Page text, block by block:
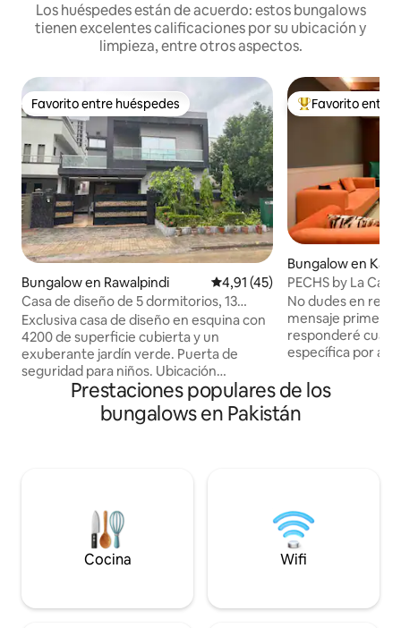
Los huéspedes están de acuerdo: estos bungalows
tienen excelentes calificaciones por su ubicación y
limpieza, entre otros aspectos.
Favorito entre huéspedes
Favorito entre huéspedes
Bungalow en Rawalpindi Calificación promedio: 4,91 de
4,91 (45)
Casa de diseño de 5 dormitorios, 13
camas, 2 salas de estar, 6 baños y cocina
Exclusiva casa de diseño en esquina con
4200 de superficie cubierta y un
exuberante jardín verde. Puerta de
seguridad para niños. Ubicación
privilegiada de Bahria cerca de Dominion
Mall, Bahria Town Ph-8, Rwp a pocos
metros de gimnasio abierto, zona
con sistema de seguridad Bahria, tiempo
de respuesta de seguridad Bahria
inferior a 5 minutos. Equipada con sofás
reclinables, 7 nuevos aires
dispensadores de agua fría y caliente,
Favorito entre
Favorito entre
Bungalow en
PECHS by La
Seguridad 24/7
No dudes en
mensaje primero.
responderé
específica por
⚡ Generador de
potentes
conexión a
turno de noche 🛏️
cortesía en el piso Servicios extendidos:
🚗 Alquiler de
Prestaciones populares de los
bungalows en Pakistán
Cocina Wifi